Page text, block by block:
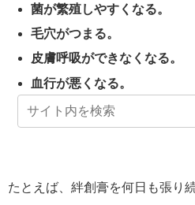
菌が繁殖しやすくなる。
毛穴がつまる。
皮膚呼吸ができなくなる。
血行が悪くなる。
頭皮トラブルの原因になる。
たとえば、絆創膏を何日も張り